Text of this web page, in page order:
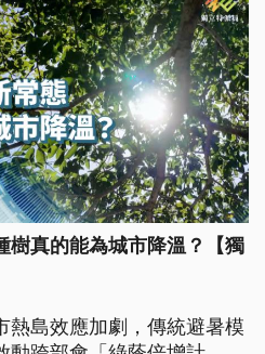
樹真的能為城市降溫？【獨
熱島效應加劇，傳統避暑模